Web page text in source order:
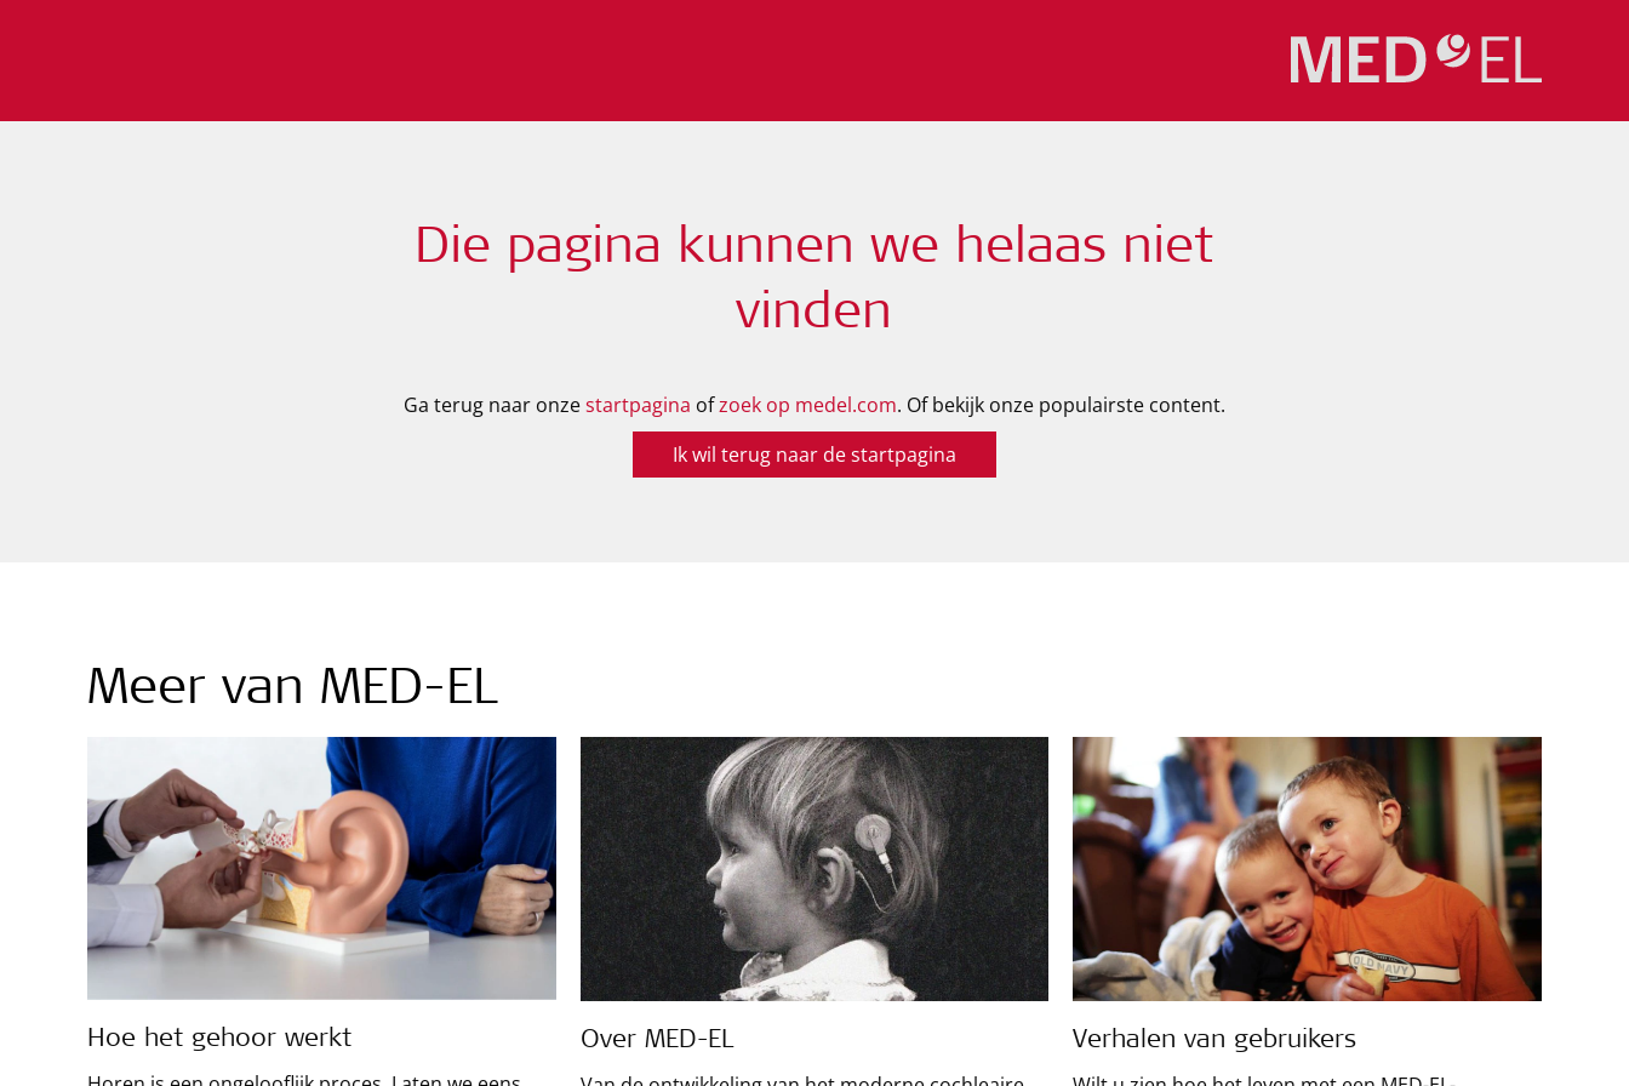
Die pagina kunnen we helaas niet
vinden
Ga terug naar onzestartpagina ofzoek op medel.com. Of bekijk onze populairste content.
Ik wil terug naar de startpagina
Meer van MED-EL
Hoe het gehoor werkt Over MED-EL Verhalen van gebruikers